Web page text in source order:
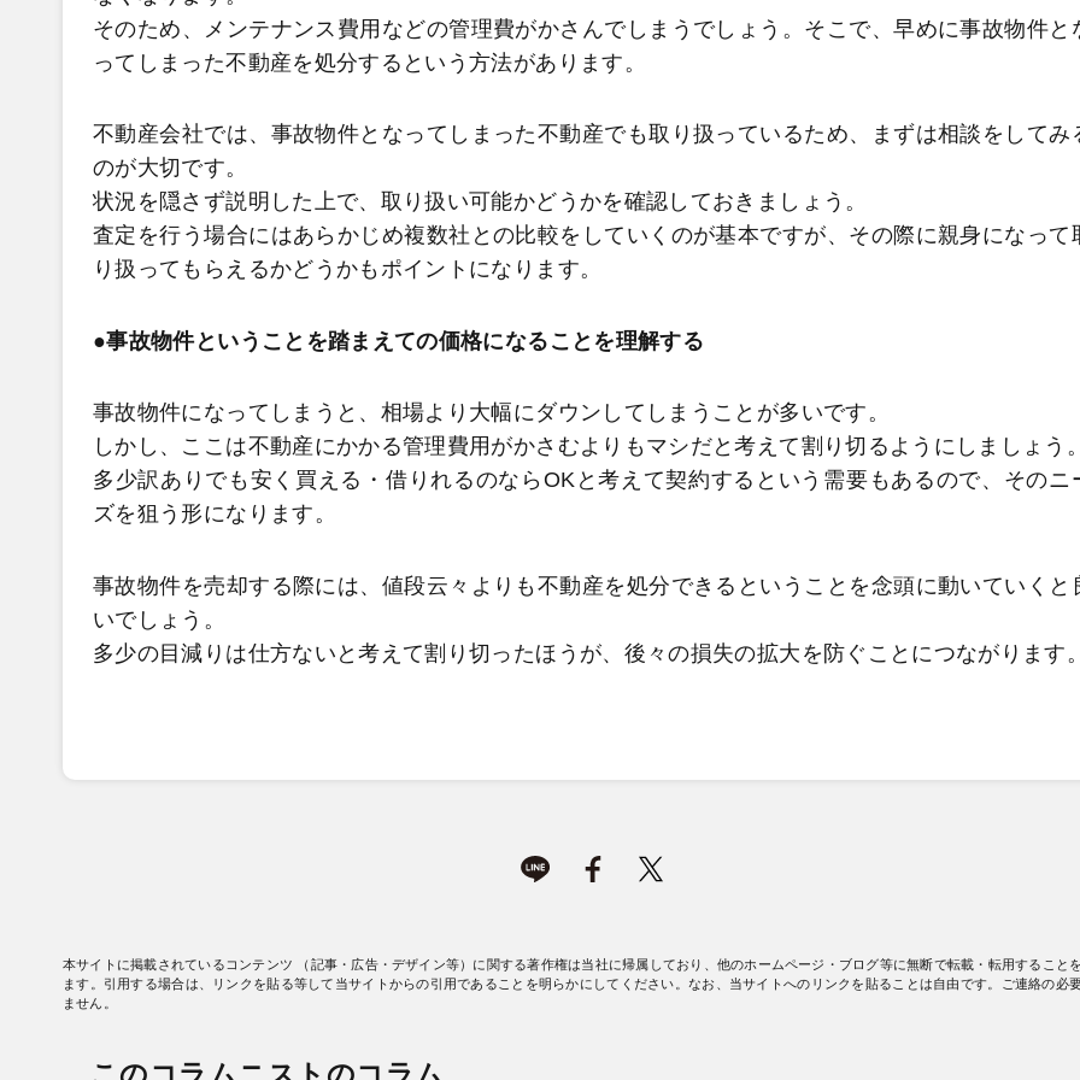
そのため、メンテナンス費用などの管理費がかさんでしまうでしょう。そこで、早めに事故物件と
ってしまった不動産を処分するという方法があります。
不動産会社では、事故物件となってしまった不動産でも取り扱っているため、まずは相談をしてみ
のが大切です。
状況を隠さず説明した上で、取り扱い可能かどうかを確認しておきましょう。
査定を行う場合にはあらかじめ複数社との比較をしていくのが基本ですが、その際に親身になって
り扱ってもらえるかどうかもポイントになります。
●事故物件ということを踏まえての価格になることを理解する
事故物件になってしまうと、相場より大幅にダウンしてしまうことが多いです。
しかし、ここは不動産にかかる管理費用がかさむよりもマシだと考えて割り切るようにしましょう。
多少訳ありでも安く買える・借りれるのならOKと考えて契約するという需要もあるので、そのニ
ズを狙う形になります。
事故物件を売却する際には、値段云々よりも不動産を処分できるということを念頭に動いていくと
いでしょう。
多少の目減りは仕方ないと考えて割り切ったほうが、後々の損失の拡大を防ぐことにつながります。
本サイトに掲載されているコンテンツ （記事・広告・デザイン等）に関する著作権は当社に帰属しており、他のホームページ・ブログ等に無断で転載・転用すること
ます。引用する場合は、リンクを貼る等して当サイトからの引用であることを明らかにしてください。なお、当サイトへのリンクを貼ることは自由です。ご連絡の必
ません。